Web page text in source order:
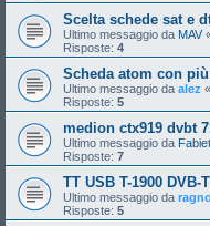
Scelta schede sat e
Ultimo messaggio da MAV
Risposte: 4
Scheda atom con
Ultimo messaggio da alez «
Risposte: 5
medion ctx919 dvbt
Ultimo messaggio da
Risposte: 7
TT USB T-1900 DVB-T
Ultimo messaggio da
Risposte: 5